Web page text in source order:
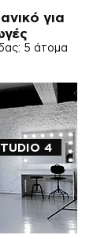
για
5 άτομα
4